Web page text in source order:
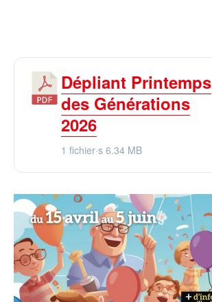
Dépliant Printemps
des Générations
2026
1 fichier·s 6.34 MB